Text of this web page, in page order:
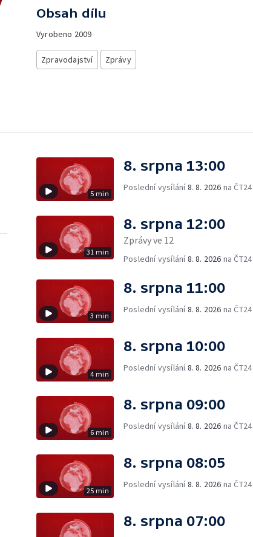
Obsah dílu
Vyrobeno 2009
Zpravodajství Zprávy
5 min
8. srpna 13:00
Poslední vysílání8. 8. 2026 na ČT24
31 min
8. srpna 12:00
Zprávy ve 12
Poslední vysílání8. 8. 2026 na ČT24
3 min
8. srpna 11:00
Poslední vysílání8. 8. 2026 na ČT24
4 min
8. srpna 10:00
Poslední vysílání8. 8. 2026 na ČT24
6 min
8. srpna 09:00
Poslední vysílání8. 8. 2026 na ČT24
25 min
8. srpna 08:05
Poslední vysílání8. 8. 2026 na ČT24
8. srpna 07:00